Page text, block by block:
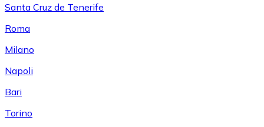
Santa Cruz de Tenerife
Roma
Milano
Napoli
Bari
Torino